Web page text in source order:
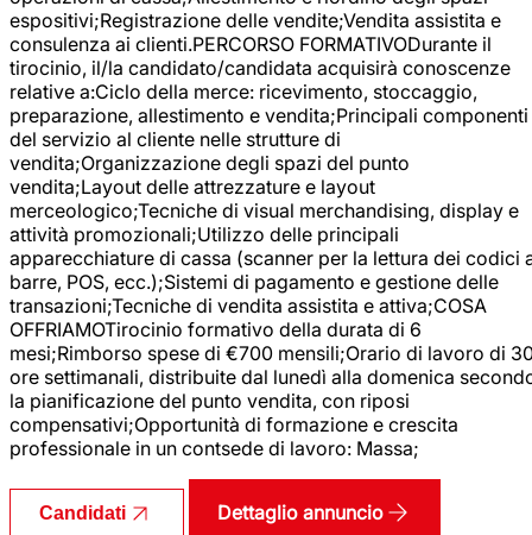
espositivi;Registrazione delle vendite;Vendita assistita e
consulenza ai clienti.PERCORSO FORMATIVODurante il
tirocinio, il/la candidato/candidata acquisirà conoscenze
relative a:Ciclo della merce: ricevimento, stoccaggio,
preparazione, allestimento e vendita;Principali componenti
del servizio al cliente nelle strutture di
vendita;Organizzazione degli spazi del punto
vendita;Layout delle attrezzature e layout
merceologico;Tecniche di visual merchandising, display e
attività promozionali;Utilizzo delle principali
apparecchiature di cassa (scanner per la lettura dei codici
barre, POS, ecc.);Sistemi di pagamento e gestione delle
transazioni;Tecniche di vendita assistita e attiva;COSA
OFFRIAMOTirocinio formativo della durata di 6
mesi;Rimborso spese di €700 mensili;Orario di lavoro di
ore settimanali, distribuite dal lunedì alla domenica
la pianificazione del punto vendita, con riposi
compensativi;Opportunità di formazione e crescita
professionale in un contsede di lavoro: Massa;
Candidati Dettaglio annuncio